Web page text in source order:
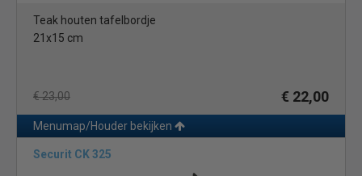
Teak houten tafelbordje
21x15 cm
€ 23,00 € 22,00
Menumap/Houder bekijken
Securit CK 325